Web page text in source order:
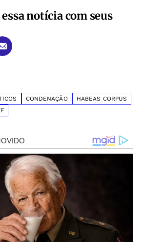
notícia com seus
CONDENAÇÃO
HABEAS CORPUS